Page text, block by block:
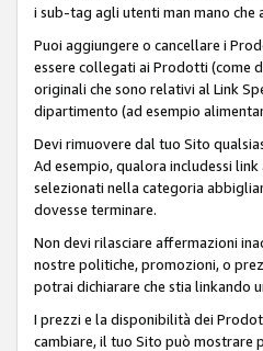
i sub-tag agli utenti man mano
Puoi aggiungere o cancellare i
essere collegati ai Prodotti (come
originali che sono relativi al Link
dipartimento (ad esempio
Devi rimuovere dal tuo Sito
Ad esempio, qualora includessi
selezionati nella categoria
dovesse terminare.
Non devi rilasciare affermazioni
nostre politiche, promozioni, o
potrai dichiarare che stia linkando
I prezzi e la disponibilità dei
cambiare, il tuo Sito può mostrare